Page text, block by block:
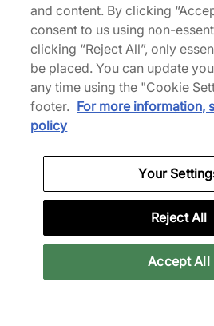
Women's Pink
La nostra ultima selezione di
ginnastica rosa da donna
tonalità distintive. Mettendo in
silhouette classiche che
scarpe di marchi come Nike,
modelli completamente rosa
audaci accenti di colore, ogni
con maestria per garantire
and content. By clicking
consent to us using non-
clicking “Reject All”, only
be placed. You can update
any time using the "Cookie
footer. For more information,
policy
Your
Reject All
Accept All